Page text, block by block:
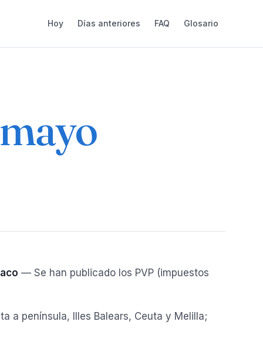
Hoy Días anteriores FAQ Glosario
— Se han publicado los PVP (impuestos
a península, Illes Balears, Ceuta y Melilla;